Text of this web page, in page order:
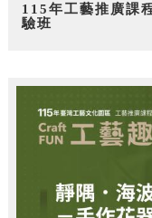
115年工藝推廣課
驗班